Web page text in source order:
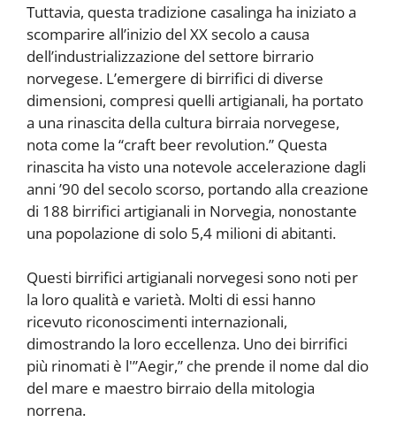
Tuttavia, questa tradizione casalinga ha iniziato a
scomparire all’inizio del XX secolo a causa
dell’industrializzazione del settore birrario
norvegese. L’emergere di birrifici di diverse
dimensioni, compresi quelli artigianali, ha portato
a una rinascita della cultura birraia norvegese,
nota come la “craft beer revolution.” Questa
rinascita ha visto una notevole accelerazione dagli
anni ’90 del secolo scorso, portando alla creazione
di 188 birrifici artigianali in Norvegia, nonostante
una popolazione di solo 5,4 milioni di abitanti.
Questi birrifici artigianali norvegesi sono noti per
la loro qualità e varietà. Molti di essi hanno
ricevuto riconoscimenti internazionali,
dimostrando la loro eccellenza. Uno dei birrifici
più rinomati è l'”Aegir,” che prende il nome dal dio
del mare e maestro birraio della mitologia
norrena.